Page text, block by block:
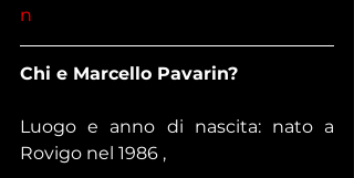
n
Chi e Marcello Pavarin?
Luogo e anno di nascita: nato a
Rovigo nel 1986 ,